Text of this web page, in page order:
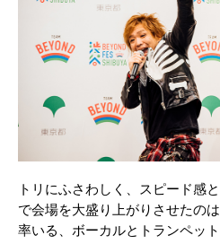
トリにふさわしく、スピード感
で会場を大盛り上がりさせたの
率いる、ボーカルとトランペッ